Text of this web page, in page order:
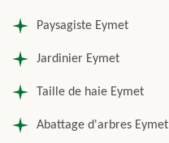
Paysagiste Eymet
Jardinier Eymet
Taille de haie Eymet
Abattage d'arbres Eymet